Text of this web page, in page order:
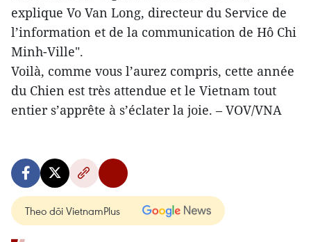
explique Vo Van Long, directeur du Service de
l’information et de la communication de Hô Chi
Minh-Ville".
Voilà, comme vous l’aurez compris, cette année
du Chien est très attendue et le Vietnam tout
entier s’apprête à s’éclater la joie. – VOV/VNA
Theo dõi VietnamPlus